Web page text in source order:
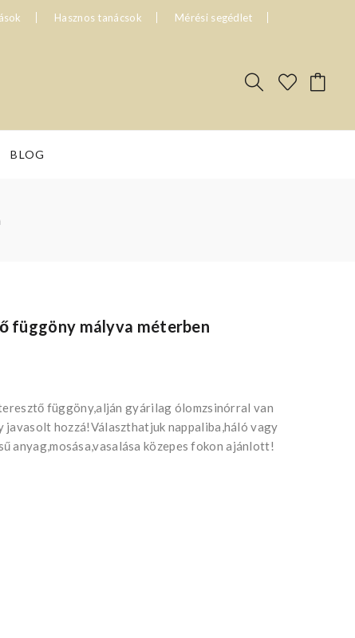
Hasznos tanácsok Mérési segédlet
BLOG
függöny mályva méterben
függöny,alján gyárilag ólomzsinórral van
hozzá!Választhatjuk nappaliba,háló vagy
anyag,mosása,vasalása közepes fokon ajánlott!